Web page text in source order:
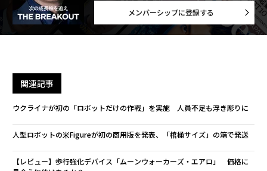
無料のメールマガジンに登録
内